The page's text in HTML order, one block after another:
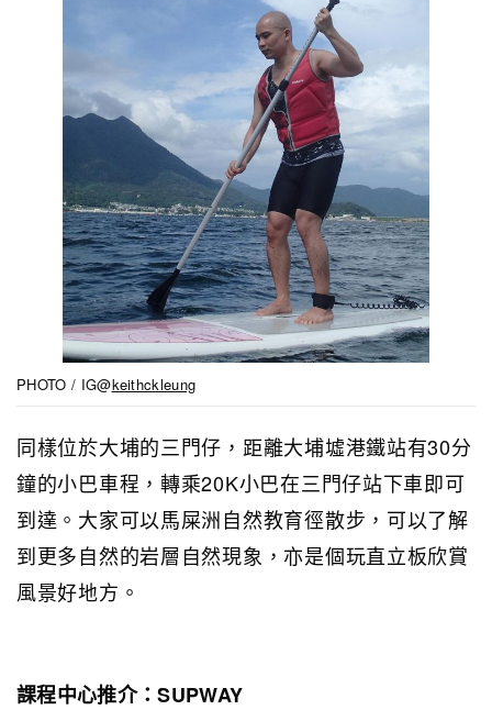
PHOTO / IG@keithckleung
同樣位於大埔的三門仔，距離大埔墟港鐵站有30分
鐘的小巴車程，轉乘20K小巴在三門仔站下車即可
到達。大家可以馬屎洲自然教育徑散步，可以了解
到更多自然的岩層自然現象，亦是個玩直立板欣賞
風景好地方。
課程中心推介：SUPWAY